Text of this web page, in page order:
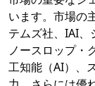
います。市場の
テムズ社、IAI、
ノースロップ・
工知能（AI）、